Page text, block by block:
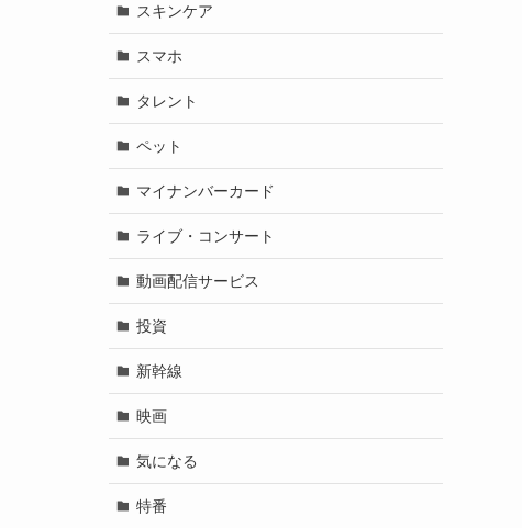
スキンケア
スマホ
タレント
ペット
マイナンバーカード
ライブ・コンサート
動画配信サービス
投資
新幹線
映画
気になる
特番